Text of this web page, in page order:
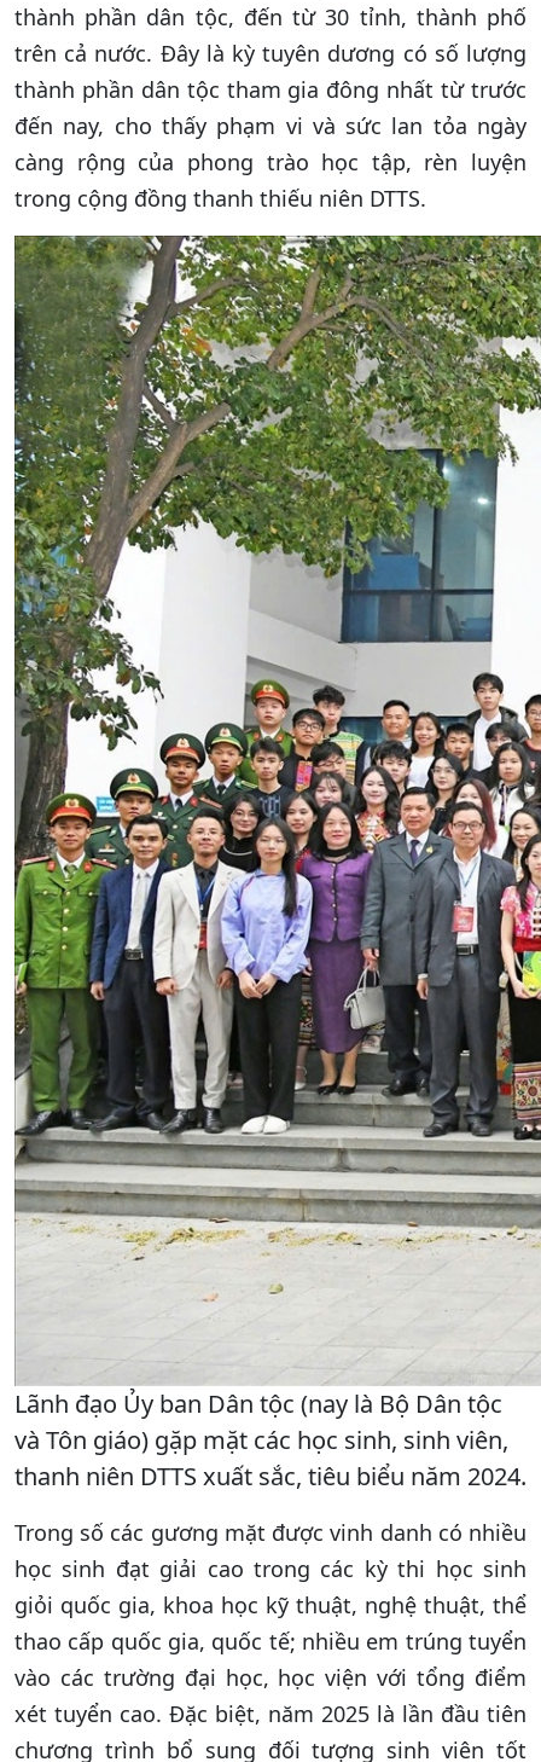
thành phần dân tộc, đến từ 30 tỉnh, thành phố
trên cả nước. Đây là kỳ tuyên dương có số lượng
thành phần dân tộc tham gia đông nhất từ trước
đến nay, cho thấy phạm vi và sức lan tỏa ngày
càng rộng của phong trào học tập, rèn luyện
trong cộng đồng thanh thiếu niên DTTS.
Lãnh đạo Ủy ban Dân tộc (nay là Bộ Dân tộc
và Tôn giáo) gặp mặt các học sinh, sinh viên,
thanh niên DTTS xuất sắc, tiêu biểu năm 2024.
Trong số các gương mặt được vinh danh có nhiều
học sinh đạt giải cao trong các kỳ thi học sinh
giỏi quốc gia, khoa học kỹ thuật, nghệ thuật, thể
thao cấp quốc gia, quốc tế; nhiều em trúng tuyển
vào các trường đại học, học viện với tổng điểm
xét tuyển cao. Đặc biệt, năm 2025 là lần đầu tiên
chương trình bổ sung đối tượng sinh viên tốt